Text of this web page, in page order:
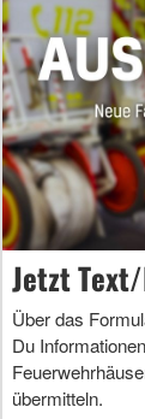
Jetzt
Über das
Du
übermitteln.